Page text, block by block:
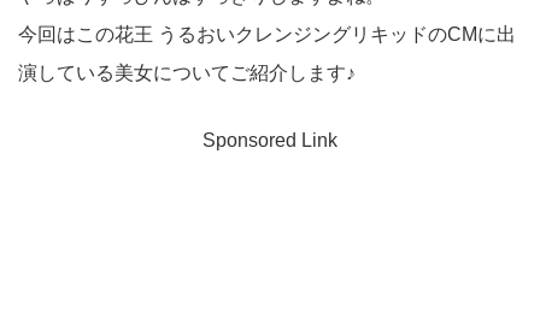
今回はこの花王 うるおいクレンジングリキッドのCMに出
演している美女についてご紹介します♪
Sponsored Link